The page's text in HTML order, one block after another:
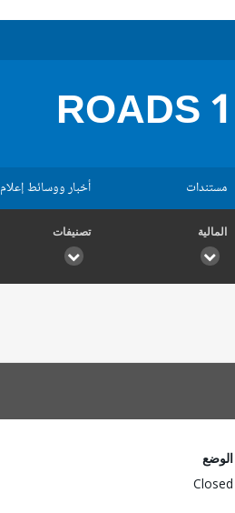
ROADS
مستندات أخبار ووسائط إعلام
المالية تصنيفات
الوضع
Closed